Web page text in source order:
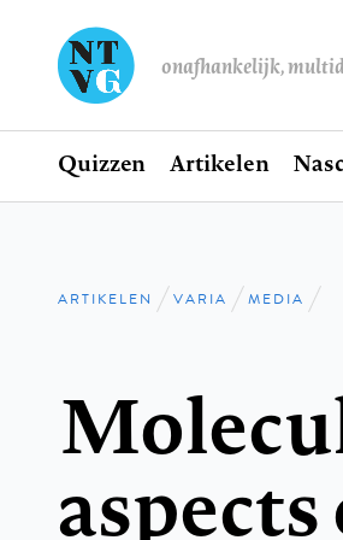
onafhankelijk,
Hoofdnavigatie
Home
Quizzen Artikelen
Kruimelpad
ARTIKELEN VARIA MEDIA